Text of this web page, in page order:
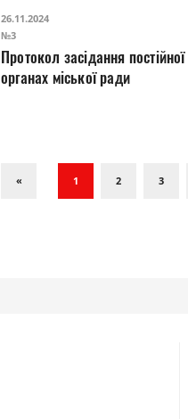
26.11.2024
№3
Протокол засідання постійної комісії з питань реалізації державної регуляторної
органах міської ради
« 1 2 3